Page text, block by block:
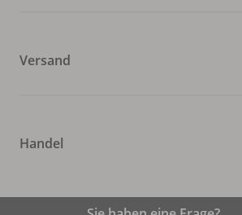
Versand
Handel